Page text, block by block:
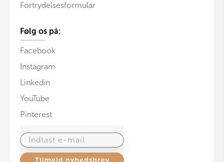
Fortrydelsesformular
Følg os på:
Facebook
Instagram
Linkedin
YouTube
Pinterest
Indtast e-mail
Tilmeld nyhedsbrev